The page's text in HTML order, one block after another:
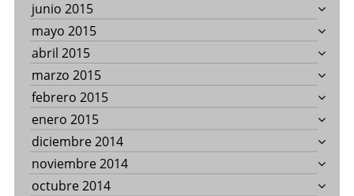
junio 2015
mayo 2015
abril 2015
marzo 2015
febrero 2015
enero 2015
diciembre 2014
noviembre 2014
octubre 2014